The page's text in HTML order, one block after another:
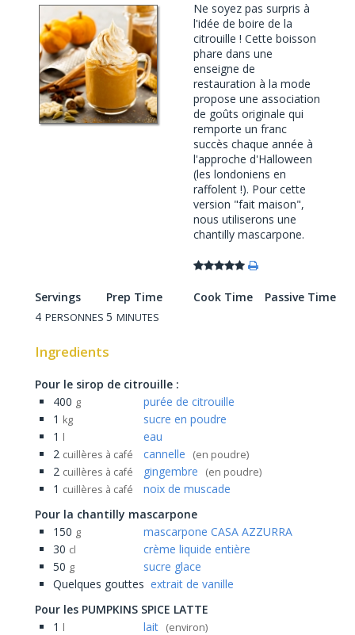
Ne soyez pas surpris à
l'idée de boire de la
citrouille ! Cette boisson
phare dans une
enseigne de
restauration à la mode
propose une association
de goûts originale qui
remporte un franc
succès chaque année à
l'approche d'Halloween
(les londoniens en
raffolent !). Pour cette
version "fait maison",
nous utiliserons une
chantilly mascarpone.
Servings
Prep Time
4 PERSONNES 5 MINUTES
Cook Time Passive Time
Ingredients
Pour le sirop de citrouille :
400 g
purée de citrouille
1 kg
sucre en poudre
1 l
eau
2 cuillères à café cannelle (en poudre)
2 cuillères à café gingembre (en poudre)
1 cuillères à café
noix de muscade
Pour la chantilly mascarpone
150 g
mascarpone CASA AZZURRA
30 cl
crème liquide entière
50 g
sucre glace
Quelques gouttes extrait de vanille
Pour les PUMPKINS SPICE LATTE
1 l lait (environ)